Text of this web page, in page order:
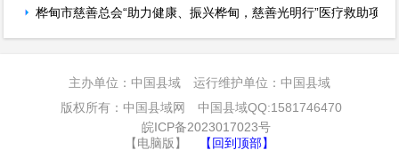
桦甸市慈善总会“助力健康、振兴桦甸，慈善光明行”医疗救助项
主办单位：中国县域 运行维护单位：中国县域
版权所有：中国县域网 中国县域QQ:1581746470
皖ICP备2023017023号
【电脑版】
【回到顶部】